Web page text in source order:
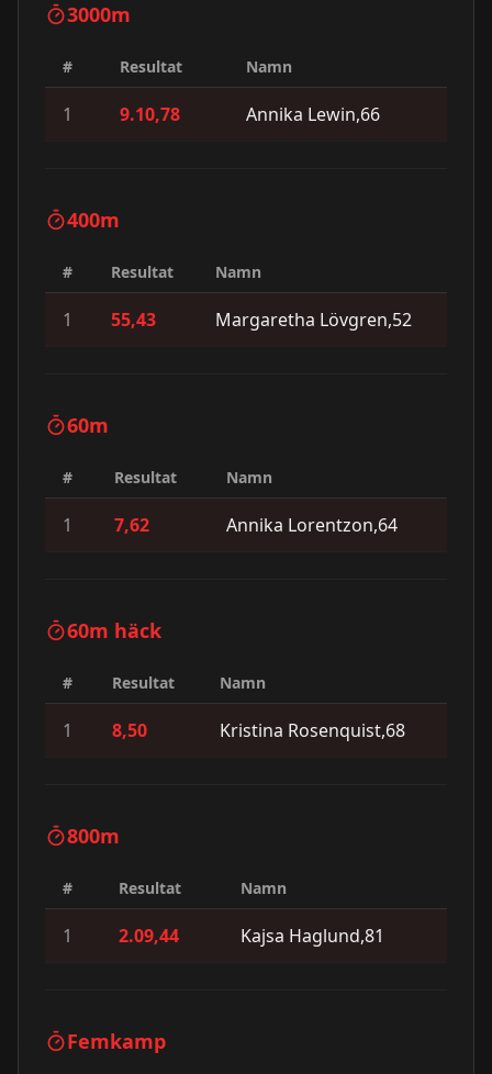
3000m
# Resultat Namn
1 9.10,78 Annika Lewin,66
400m
# Resultat Namn
1 55,43 Margaretha Lövgren,52
60m
# Resultat Namn
1 7,62 Annika Lorentzon,64
60m häck
# Resultat Namn
1 8,50 Kristina Rosenquist,68
800m
# Resultat Namn
1 2.09,44 Kajsa Haglund,81
Femkamp